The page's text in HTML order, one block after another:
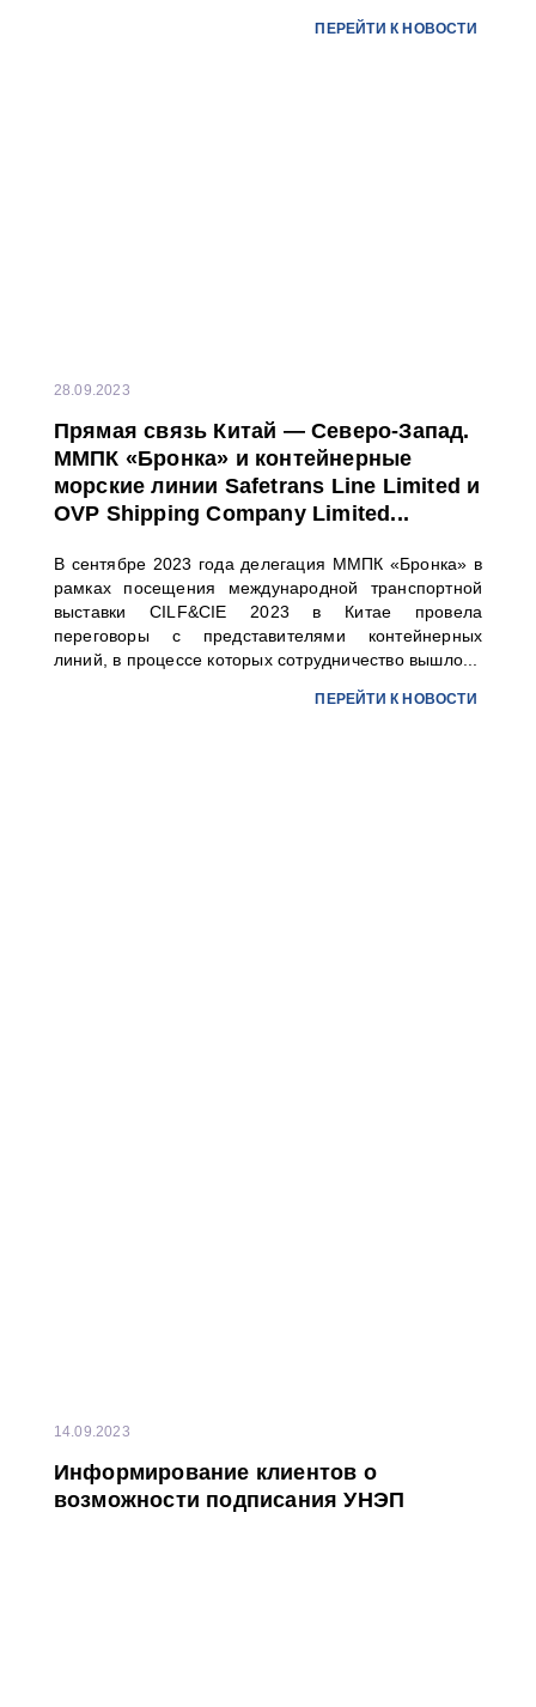
ПЕРЕЙТИ К НОВОСТИ
28.09.2023
Прямая связь Китай — Северо-Запад.
ММПК «Бронка» и контейнерные
морские линии Safetrans Line Limited и
OVP Shipping Company Limited...
В сентябре 2023 года делегация ММПК «Бронка» в
рамках посещения международной транспортной
выставки CILF&CIE 2023 в Китае провела
переговоры с представителями контейнерных
линий, в процессе которых сотрудничество вышло...
ПЕРЕЙТИ К НОВОСТИ
14.09.2023
Информирование клиентов о
возможности подписания УНЭП